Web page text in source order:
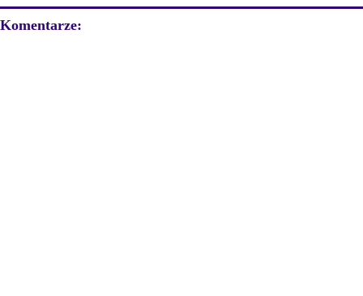
Komentarze: